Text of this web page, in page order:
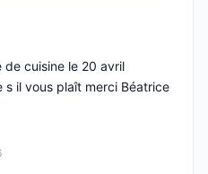
cuisine le 20 avril
il vous plaît merci Béatrice